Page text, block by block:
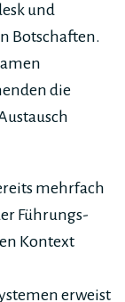
und
Botschaften.
die
mehrfach
Führungs-
Kontext
erweist